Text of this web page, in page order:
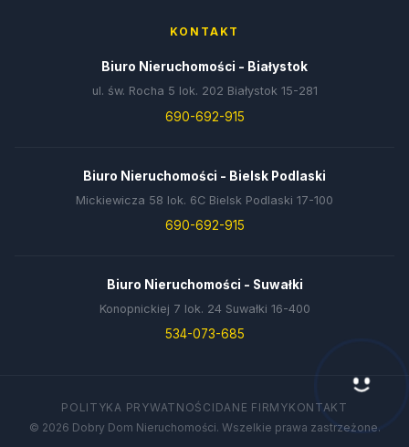
KONTAKT
Biuro Nieruchomości - Białystok
ul. św. Rocha 5 lok. 202 Białystok 15-281
690-692-915
Biuro Nieruchomości - Bielsk Podlaski
Mickiewicza 58 lok. 6C Bielsk Podlaski 17-100
690-692-915
Biuro Nieruchomości - Suwałki
Konopnickiej 7 lok. 24 Suwałki 16-400
534-073-685
POLITYKA PRYWATNOŚCI DANE FIRMYKONTAKT
© 2026 Dobry Dom Nieruchomości. Wszelkie prawa zastrzeżone.